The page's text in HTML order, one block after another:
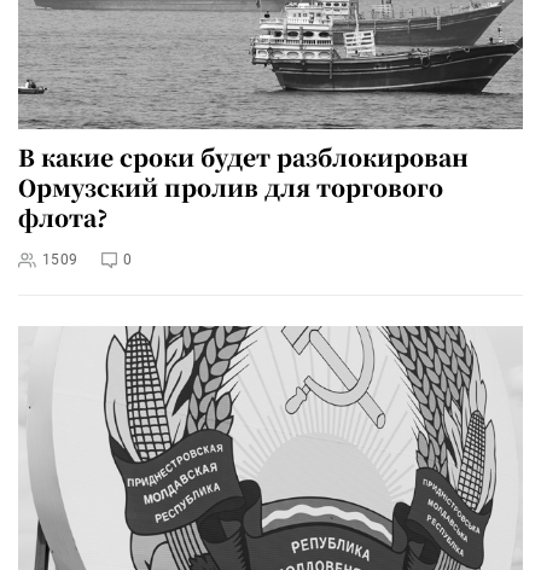
В какие сроки будет разблокирован
Ормузский пролив для торгового
флота?
1509 0